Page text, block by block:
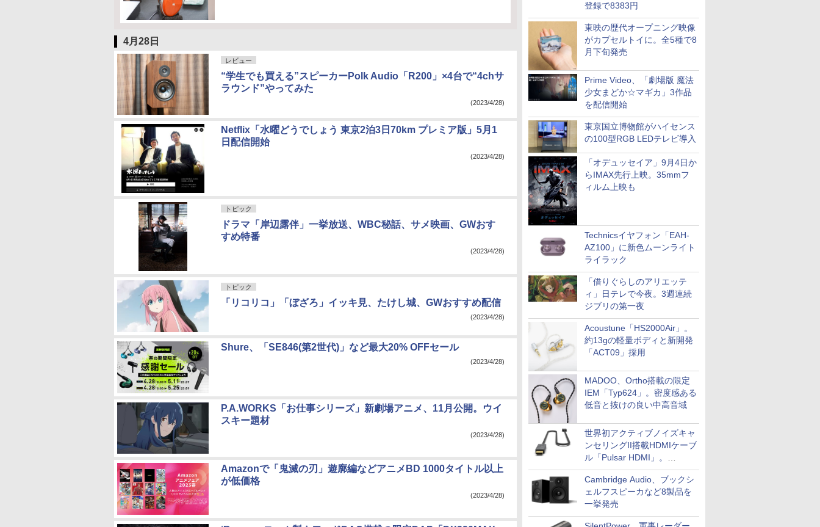
登録で8383円
東映の歴代オープニング映像
がカプセルトイに。全5種で8
月下旬発売
Prime Video、「劇場版 魔法
少女まどか☆マギカ」3作品
を配信開始
東京国立博物館がハイセンス
の100型RGB LEDテレビ導入
「オデュッセイア」9月4日か
らIMAX先行上映。35mmフ
ィルム上映も
Technicsイヤフォン「EAH-
AZ100」に新色ムーンライト
ライラック
「借りぐらしのアリエッテ
ィ」日テレで今夜。3週連続
ジブリの第一夜
Acoustune「HS2000Air」。
約13gの軽量ボディと新開発
「ACT09」採用
MADOO、Ortho搭載の限定
IEM「Typ624」。密度感ある
低音と抜けの良い中高音域
世界初アクティブノイズキャ
ンセリングII搭載HDMIケーブ
ル「Pulsar HDMI」。
SilentPowerから
Cambridge Audio、ブックシ
ェルフスピーカなど8製品を
一挙発売
4月28日
レビュー
“学生でも買える”スピーカーPolk Audio「R200」×4台で“4chサ
ラウンド”やってみた
(2023/4/28)
Netflix「水曜どうでしょう 東京2泊3日70km プレミア版」5月1
日配信開始
(2023/4/28)
トピック
ドラマ「岸辺露伴」一挙放送、WBC秘話、サメ映画、GWおす
すめ特番
(2023/4/28)
トピック
「リコリコ」「ぼざろ」イッキ見、たけし城、GWおすすめ配信
(2023/4/28)
Shure、「SE846(第2世代)」など最大20% OFFセール
(2023/4/28)
P.A.WORKS「お仕事シリーズ」新劇場アニメ、11月公開。ウイ
スキー題材
(2023/4/28)
Amazonで「鬼滅の刃」遊廓編などアニメBD 1000タイトル以上
が低価格
(2023/4/28)